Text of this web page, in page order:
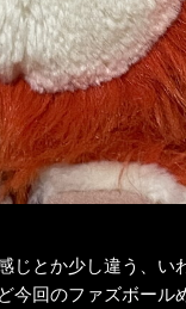
じとか少し違う、い
今回のファズボール